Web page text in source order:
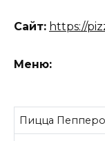
Сайт: https://
Меню:
Пицца